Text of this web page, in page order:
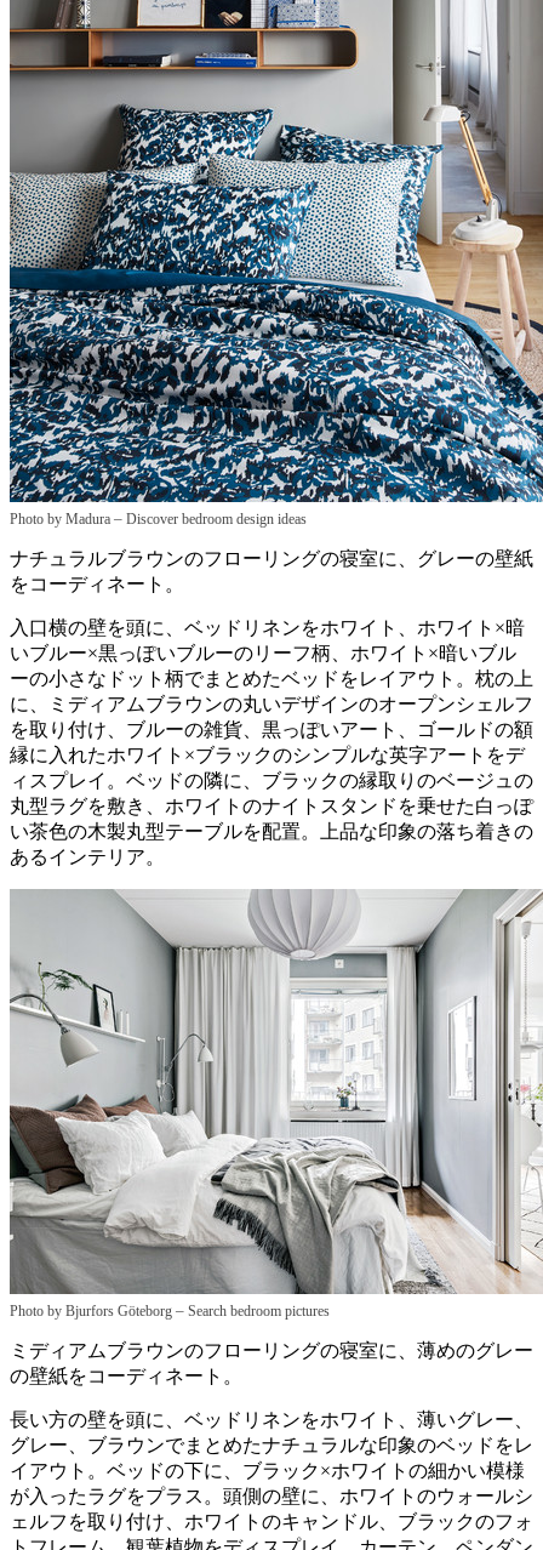
Photo by Madura – Discover bedroom design ideas
ナチュラルブラウンのフローリングの寝室に、グレーの壁紙
をコーディネート。
入口横の壁を頭に、ベッドリネンをホワイト、ホワイト×暗
いブルー×黒っぽいブルーのリーフ柄、ホワイト×暗いブル
ーの小さなドット柄でまとめたベッドをレイアウト。枕の上
に、ミディアムブラウンの丸いデザインのオープンシェルフ
を取り付け、ブルーの雑貨、黒っぽいアート、ゴールドの額
縁に入れたホワイト×ブラックのシンプルな英字アートをデ
ィスプレイ。ベッドの隣に、ブラックの縁取りのベージュの
丸型ラグを敷き、ホワイトのナイトスタンドを乗せた白っぽ
い茶色の木製丸型テーブルを配置。上品な印象の落ち着きの
あるインテリア。
Photo by Bjurfors Göteborg – Search bedroom pictures
ミディアムブラウンのフローリングの寝室に、薄めのグレー
の壁紙をコーディネート。
長い方の壁を頭に、ベッドリネンをホワイト、薄いグレー、
グレー、ブラウンでまとめたナチュラルな印象のベッドをレ
イアウト。ベッドの下に、ブラック×ホワイトの細かい模様
が入ったラグをプラス。頭側の壁に、ホワイトのウォールシ
ェルフを取り付け、ホワイトのキャンドル、ブラックのフォ